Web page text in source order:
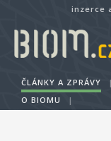
inzerce
ČLÁNKY A ZPRÁVY |
O BIOMU
|